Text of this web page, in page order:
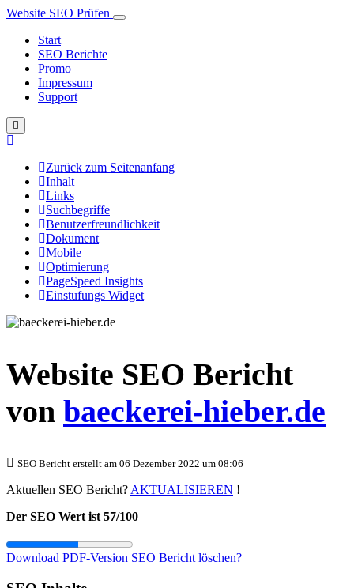
Website SEO Prüfen
Start
SEO Berichte
Promo
Impressum
Support
Zurück zum Seitenanfang
Inhalt
Links
Suchbegriffe
Benutzerfreundlichkeit
Dokument
Mobile
Optimierung
PageSpeed Insights
Einstufungs Widget
Website SEO Bericht
von baeckerei-hieber.de
SEO Bericht erstellt am 06 Dezember 2022 um 08:06
Aktuellen SEO Bericht? AKTUALISIEREN !
Der SEO Wert ist 57/100
Download PDF-Version SEO Bericht löschen?